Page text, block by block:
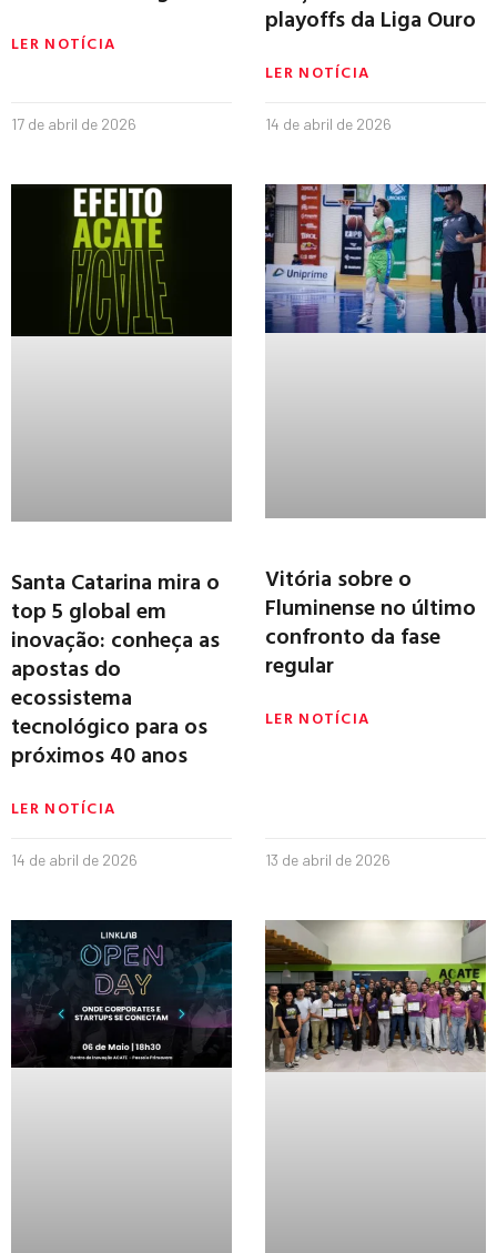
LER NOTÍCIA
17 de abril de 2026
playoffs da Liga Ouro
LER NOTÍCIA
14 de abril de 2026
Santa Catarina mira o
top 5 global em
inovação: conheça as
apostas do
ecossistema
tecnológico para os
próximos 40 anos
LER NOTÍCIA
14 de abril de 2026
Vitória sobre o
Fluminense no último
confronto da fase
regular
LER NOTÍCIA
13 de abril de 2026